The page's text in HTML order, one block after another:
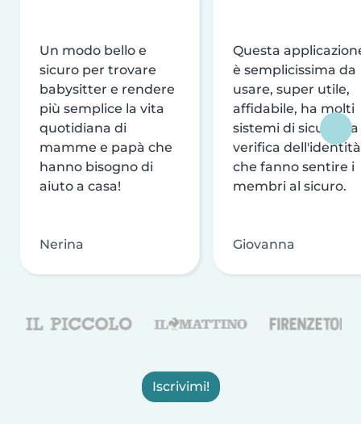
Un modo bello e
sicuro per trovare
babysitter e rendere
più semplice la vita
quotidiana di
mamme e papà che
hanno bisogno di
aiuto a casa!
Nerina
Questa
è semplicissima da
usare, super utile,
affidabile, ha molti
sistemi di sicurezza
verifica dell'identità
che fanno sentire i
membri al sicuro.
Giovanna
Iscrivimi!